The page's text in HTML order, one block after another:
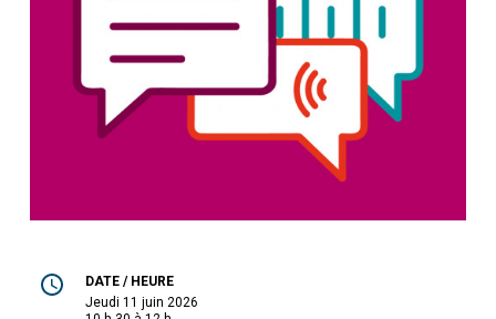
DATE / HEURE
jeudi 11 juin 2026